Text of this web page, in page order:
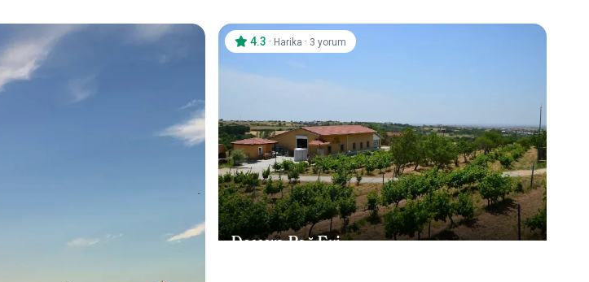
Dessera Bağ Evi
4.3 · Harika · 3 yorum